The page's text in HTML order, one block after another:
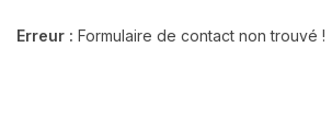
Erreur : Formulaire de contact non trouvé !